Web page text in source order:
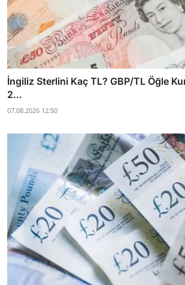
İngiliz Sterlini Kaç TL? GBP/TL Öğle
2...
07.08.2026 12:50